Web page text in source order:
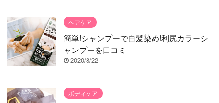
ヘアケア
簡単!シャンプーで白髪染め!利尻カラーシ
ャンプーを口コミ
2020/8/22
ボディケア